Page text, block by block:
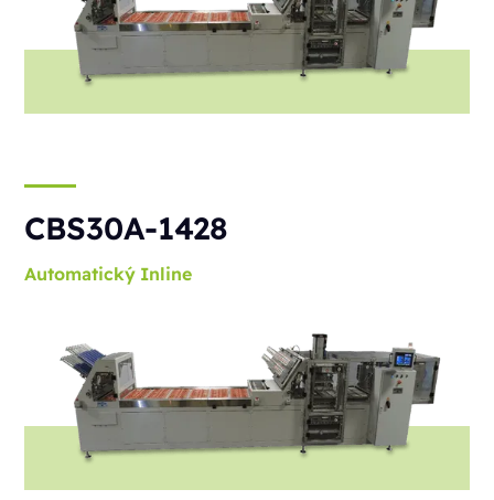
CBS30A-1428
Automatický Inline